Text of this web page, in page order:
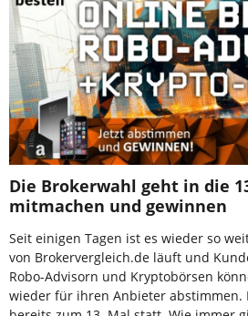
Die Brokerwahl geht in die
mitmachen und gewinnen
Seit einigen Tagen ist es wieder so
von Brokervergleich.de läuft und
Robo-Advisorn und Kryptobörsen
wieder für ihren Anbieter abstimmen.